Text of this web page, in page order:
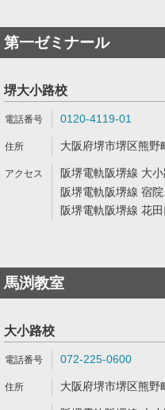
第一ゼミナール
堺大小路校
0120-4119-01
大阪府堺市堺区熊
阪堺電軌阪堺線 大
阪堺電軌阪堺線 宿
阪堺電軌阪堺線 花
馬渕教室
大小路校
072-225-0600
大阪府堺市堺区熊野